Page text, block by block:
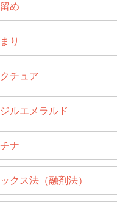
め
り
チュア
ルエメラルド
ナ
クス法（融剤法）